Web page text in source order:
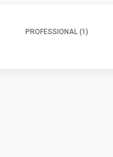
PROFESSIONAL (1)